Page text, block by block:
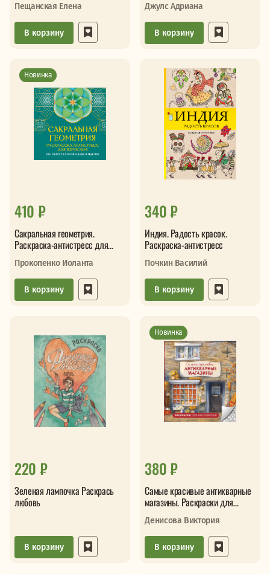
Пещанская Елена
В корзину
Джулс Адриана
В корзину
Новинка
410 ₽
Сакральная геометрия.
Раскраска-антистресс для
взрослых. Как обрести покой в
душе и мыслях
Прокопенко Иоланта
В корзину
340 ₽
Индия. Радость красок.
Раскраска-антистресс
Почкин Василий
В корзину
220 ₽
Зеленая лампочка Раскрась
любовь
В корзину
Новинка
380 ₽
Самые красивые антикварные
магазины. Раскраски для
интровертов
Денисова Виктория
В корзину